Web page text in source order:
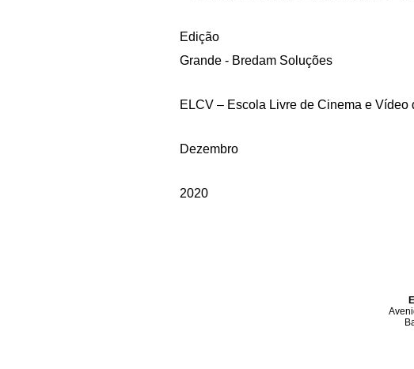
Edição
Grande - Bredam Soluções
ELCV – Escola Livre de Cinema e Vídeo
Dezembro
2020